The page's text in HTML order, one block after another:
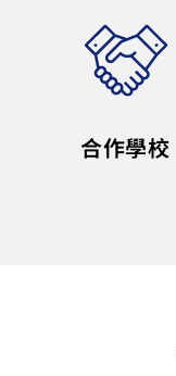
合作學校